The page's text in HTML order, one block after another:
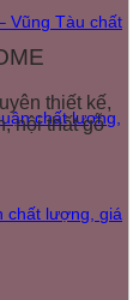
Vũng Tàu chất
chất lượng,
chất lượng, giá
thiết kế,
nội thất gỗ